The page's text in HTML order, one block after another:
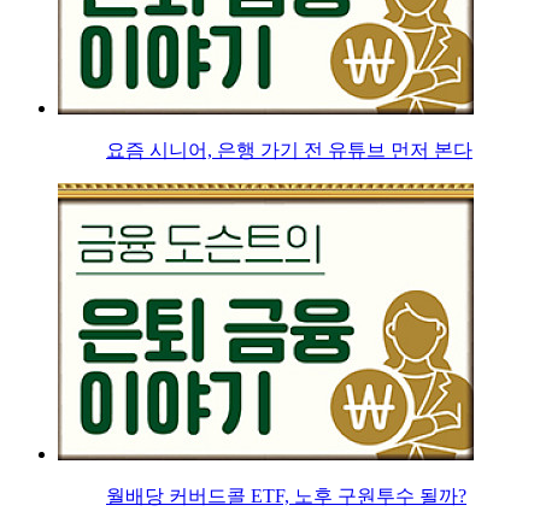
요즘 시니어, 은행 가기 전 유튜브 먼저 본다
월배당 커버드콜 ETF, 노후 구원투수 될까?